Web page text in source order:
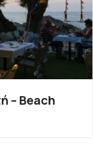
– Beach